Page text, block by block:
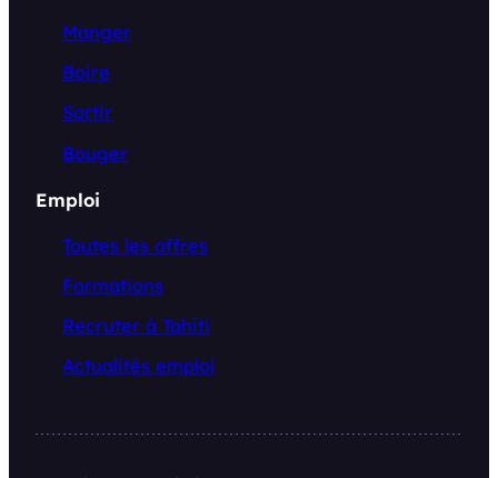
Manger
Boire
Sortir
Bouger
Emploi
Toutes les offres
Formations
Recruter à Tahiti
Actualités emploi